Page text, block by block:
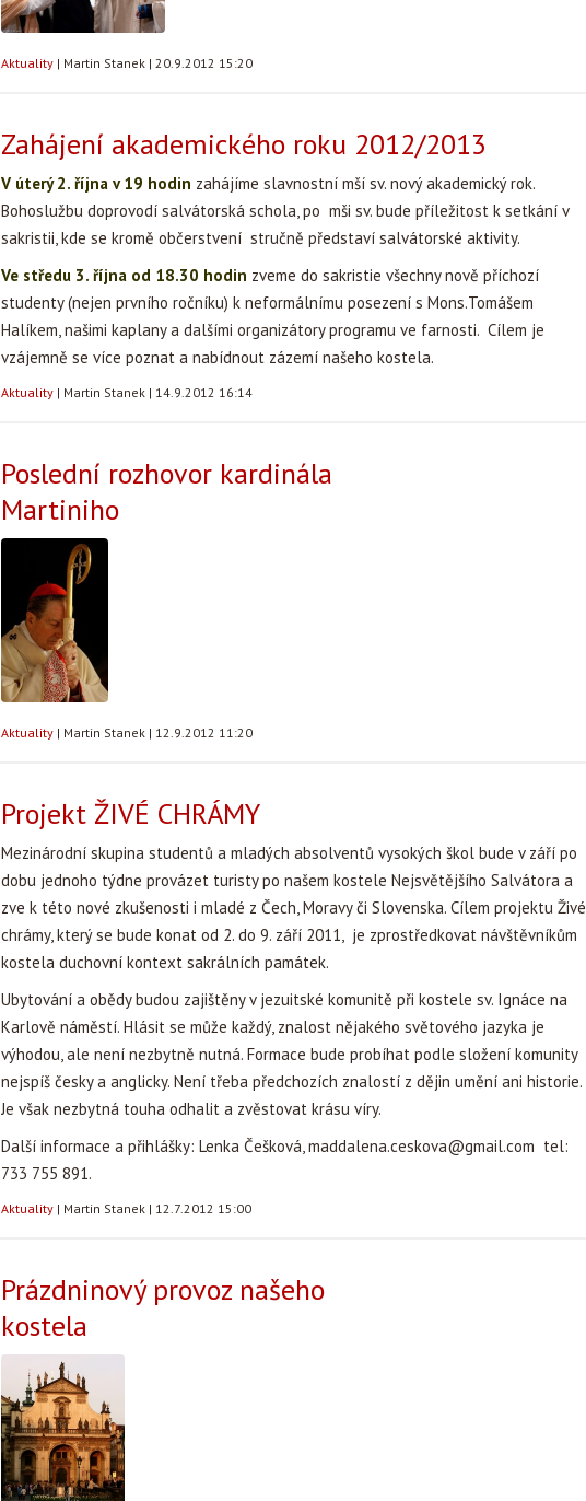
Aktuality | Martin Stanek | 20.9.2012 15:20
Zahájení akademického roku 2012/2013
V úterý 2. října v 19 hodin zahájíme slavnostní mší sv. nový akademický rok.
Bohoslužbu doprovodí salvátorská schola, po mši sv. bude příležitost k setkání v
sakristii, kde se kromě občerstvení stručně představí salvátorské aktivity.
Ve středu 3. října od 18.30 hodin zveme do sakristie všechny nově příchozí
studenty (nejen prvního ročníku) k neformálnímu posezení s Mons.Tomášem
Halíkem, našimi kaplany a dalšími organizátory programu ve farnosti. Cílem je
vzájemně se více poznat a nabídnout zázemí našeho kostela.
Aktuality | Martin Stanek | 14.9.2012 16:14
Poslední rozhovor kardinála
Martiniho
Aktuality | Martin Stanek | 12.9.2012 11:20
Projekt ŽIVÉ CHRÁMY
Mezinárodní skupina studentů a mladých absolventů vysokých škol bude v září po
dobu jednoho týdne provázet turisty po našem kostele Nejsvětějšího Salvátora a
zve k této nové zkušenosti i mladé z Čech, Moravy či Slovenska. Cílem projektu Živé
chrámy, který se bude konat od 2. do 9. září 2011, je zprostředkovat návštěvníkům
kostela duchovní kontext sakrálních památek.
Ubytování a obědy budou zajištěny v jezuitské komunitě při kostele sv. Ignáce na
Karlově náměstí. Hlásit se může každý, znalost nějakého světového jazyka je
výhodou, ale není nezbytně nutná. Formace bude probíhat podle složení komunity
nejspíš česky a anglicky. Není třeba předchozích znalostí z dějin umění ani historie.
Je však nezbytná touha odhalit a zvěstovat krásu víry.
Další informace a přihlášky: Lenka Češková,maddalena.ceskova@gmail.com tel:
733 755 891.
Aktuality | Martin Stanek | 12.7.2012 15:00
Prázdninový provoz našeho
kostela